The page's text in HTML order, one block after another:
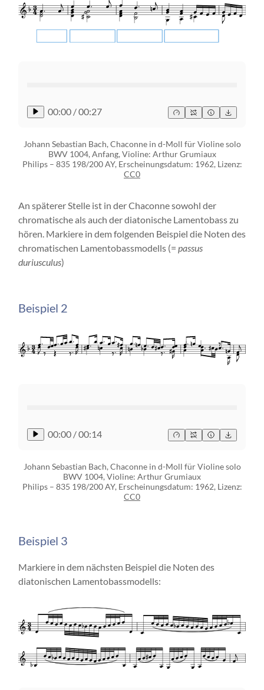
00:00 /00:27
Johann Sebastian Bach, Chaconne in d-Moll für Violine solo
BWV 1004, Anfang, Violine: Arthur Grumiaux
Philips ‎– 835 198/200 AY, Erscheinungsdatum: 1962, Lizenz:
CC0
An späterer Stelle ist in der Chaconne sowohl der
chromatische als auch der diatonische Lamentobass zu
hören. Markiere in dem folgenden Beispiel die Noten des
chromatischen Lamentobassmodells (= passus
duriusculus)
Beispiel 2
00:00 /00:14
Johann Sebastian Bach, Chaconne in d-Moll für Violine solo
BWV 1004, Violine: Arthur Grumiaux
Philips ‎– 835 198/200 AY, Erscheinungsdatum: 1962, Lizenz:
CC0
Beispiel 3
Markiere in dem nächsten Beispiel die Noten des
diatonischen Lamentobassmodells: